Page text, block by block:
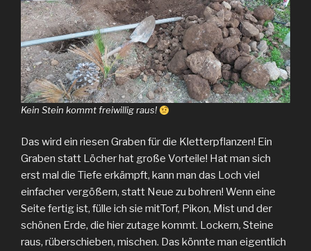
Kein Stein kommt freiwillig raus!
Das wird ein riesen Graben für die Kletterpflanzen! Ein
Graben statt Löcher hat große Vorteile! Hat man sich
erst mal die Tiefe erkämpft, kann man das Loch viel
einfacher vergößern, statt Neue zu bohren! Wenn eine
Seite fertig ist, fülle ich sie mitTorf, Pikon, Mist und der
schönen Erde, die hier zutage kommt. Lockern, Steine
raus, rüberschieben, mischen. Das könnte man eigentlich